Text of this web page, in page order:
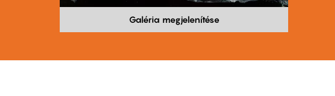
Galéria megjelenítése